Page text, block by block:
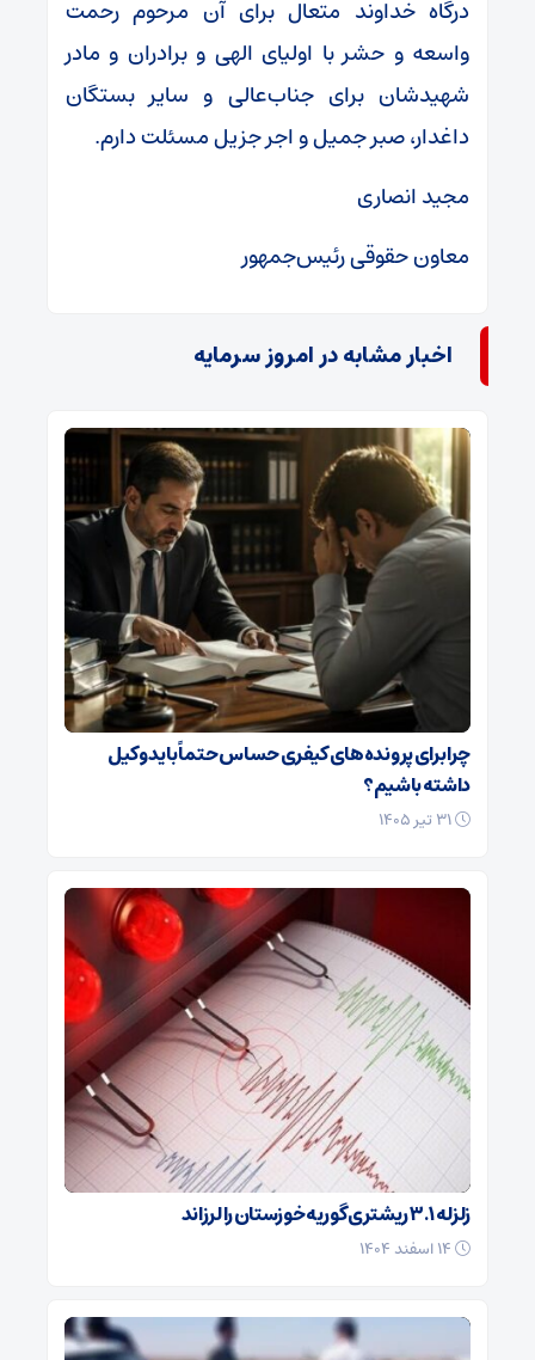
درگاه خداوند متعال برای آن مرحوم رحمت
واسعه و حشر با اولیای الهی و برادران و مادر
شهیدشان برای جناب‌عالی و سایر بستگان
داغدار، صبر جمیل و اجر جزیل مسئلت دارم.
مجید انصاری
معاون حقوقی رئیس‌جمهور
اخبار مشابه در امروز سرمایه
چرا برای پرونده‌های کیفری حساس حتماً باید وکیل
داشته باشیم؟
زلزله ۳.۱ ریشتری گوریه خوزستان را لرزاند